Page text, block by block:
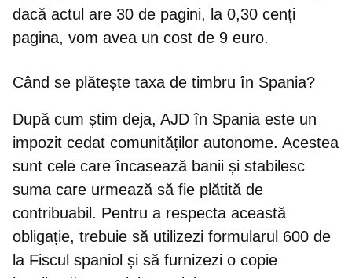
dacă actul are 30 de pagini, la 0,30 cenți
pagina, vom avea un cost de 9 euro.
Când se plătește taxa de timbru în Spania?
După cum știm deja, AJD în Spania este un
impozit cedat comunităților autonome. Acestea
sunt cele care încasează banii și stabilesc
suma care urmează să fie plătită de
contribuabil. Pentru a respecta această
obligație, trebuie să utilizezi formularul 600 de
la Fiscul spaniol și să furnizezi o copie